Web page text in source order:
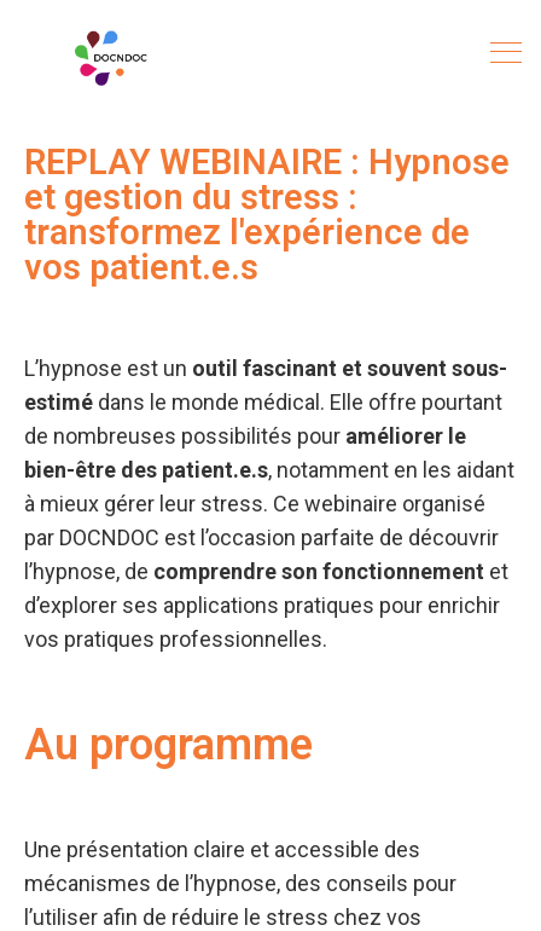
REPLAY WEBINAIRE : Hypnose
et gestion du stress :
transformez l'expérience de
vos patient.e.s
L’hypnose est un outil fascinant et souvent sous-
estimé dans le monde médical. Elle offre pourtant
de nombreuses possibilités pour améliorer le
bien-être des patient.e.s, notamment en les aidant
à mieux gérer leur stress. Ce webinaire organisé
par DOCNDOC est l’occasion parfaite de découvrir
l’hypnose, de comprendre son fonctionnement et
d’explorer ses applications pratiques pour enrichir
vos pratiques professionnelles.
Au programme
Une présentation claire et accessible des
mécanismes de l’hypnose, des conseils pour
l’utiliser afin de réduire le stress chez vos